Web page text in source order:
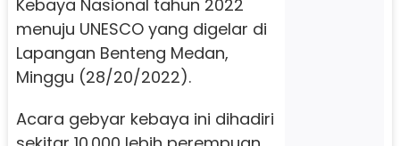
Kebaya Nasional tahun 2022
menuju UNESCO yang digelar di
Lapangan Benteng Medan,
Minggu (28/20/2022).
Acara gebyar kebaya ini dihadiri